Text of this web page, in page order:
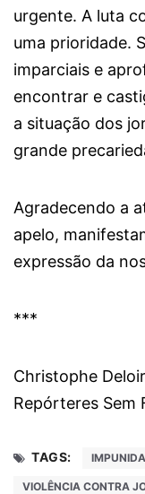
urgente. A luta
uma prioridade.
imparciais e
encontrar e
a situação dos
grande
Agradecendo a
apelo,
expressão da
***
Christophe
Repórteres Sem
TAGS:
VIOLÊNCIA CONTRA